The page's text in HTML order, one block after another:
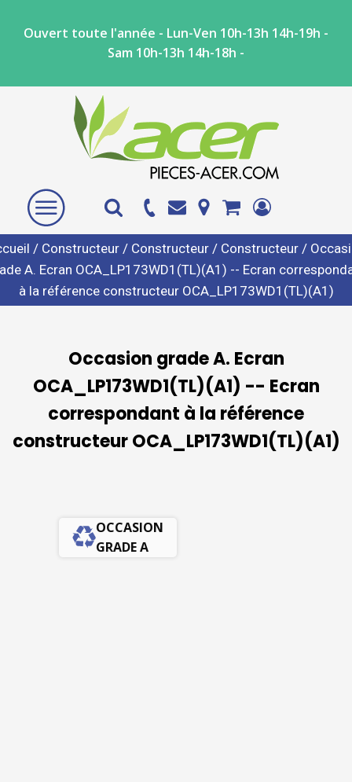
Ouvert toute l'année - Lun-Ven 10h-13h 14h-19h -
Sam 10h-13h 14h-18h -
/ Constructeur/ Constructeur/ Constructeur/
A. Ecran OCA_LP173WD1(TL)(A1) -- Ecran
à la référence constructeur OCA_LP173WD1(TL)(A1)
Occasion grade A. Ecran
OCA_LP173WD1(TL)(A1) -- Ecran
correspondant à la référence
constructeur OCA_LP173WD1(TL)(A1)
OCCASION
GRADE A